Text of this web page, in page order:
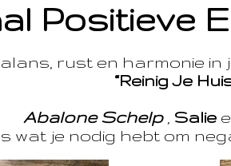
Positieve
rust en harmonie in
“Reinig Je
Abalone Schelp, Salie
wat je nodig hebt om